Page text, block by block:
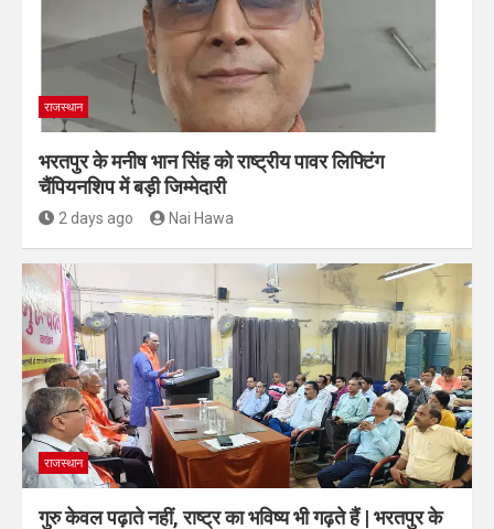
भरतपुर के मनीष भान सिंह को राष्ट्रीय पावर लिफ्टिंग
चैंपियनशिप में बड़ी जिम्मेदारी
2 days ago Nai Hawa